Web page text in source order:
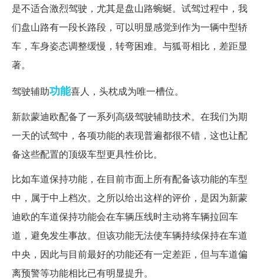
是不适合激烈驾驶，尤其是盘山路蜿蜒。试驾过程中，我
们盘山路有一段长路段，可以明显感觉到作为一辆中型轿
车，车身姿态调整缓慢，转弯困难。与狐哥相比，差距显
著。
驾驶辅助功能喜人，头枕成为唯一槽位。
新款蒙迪欧配备了一系列高级驾驶辅助技术。在我们为期
一天的试驾中，各项功能的表现普遍都很不错，这也让配
备这些配置的顶级车型更具性价比。
比如车道保持功能，在目前市面上所有配备该功能的车型
中，属于中上档次。之所以给出这样的评价，是因为新蒙
迪欧的车道保持功能会在车辆压线时主动将车辆拉回车
道，避免发生事故。但该功能无法使车辆持续保持在车道
中央，因此与目前最好的功能还有一定差距，但与车道偏
离预警等功能相比已有明显提升。